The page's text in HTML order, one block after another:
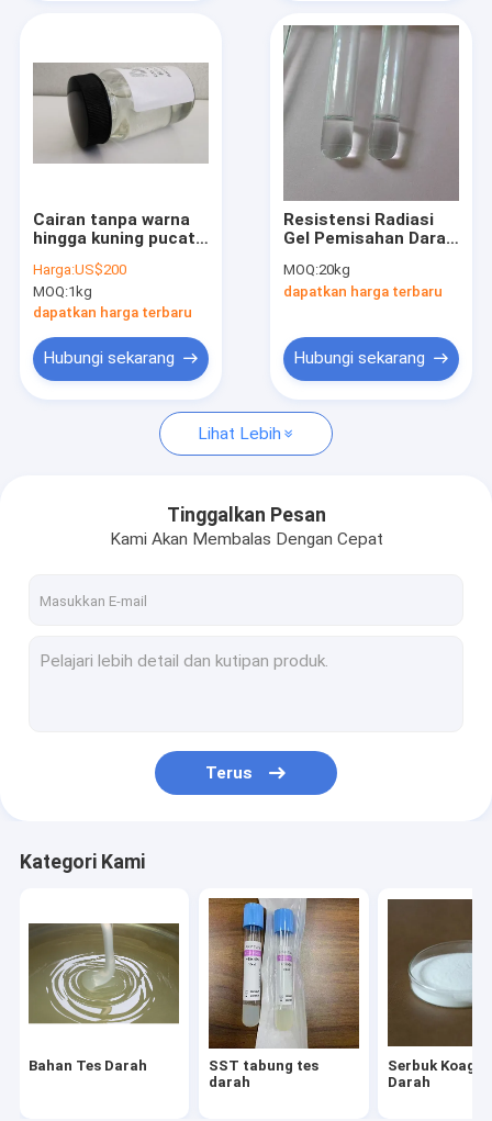
Produk
Tentang kita
Wisata pabrik
Quote request suatu
SST tabung tes darah
Gel Pemisahan Serum
Perlengkapan Medis Konsumen
Cairan tanpa warna
hingga kuning pucat
Bahan baku VC-IP
183476-82-6
Harga:US$200
MOQ:1kg
dapatkan harga terbaru
Hubungi sekarang
Resistensi Radiasi
Gel Pemisahan Darah
Pemisahan Nyaman
Dan Aman
MOQ:20kg
dapatkan harga terbaru
Hubungi sekarang
Lihat Lebih
Tinggalkan Pesan
Kami Akan Membalas Dengan Cepat
Terus
Kategori Kami
Bahan Tes Darah
SST tabung tes
darah
Serbuk
Darah